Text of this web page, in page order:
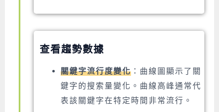
查看趨勢數據
關鍵字流行度變化 ：曲線圖顯示了關
鍵字的搜索量變化。曲線高峰通常代
表該關鍵字在特定時間非常流行。